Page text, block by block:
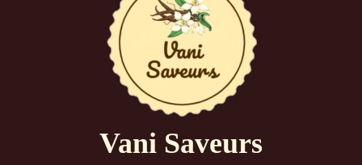
Vani Saveurs